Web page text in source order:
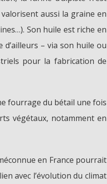
aussi la graine en
Son huile est riche en
– via son huile ou
pour la fabrication de
fourrage du bétail une fois
végétaux, notamment en
en France pourrait
avec l’évolution du climat